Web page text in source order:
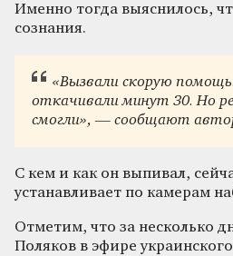
Именно тогда выяснилось,
сознания.
«Вызвали скорую
откачивали минут 30. Но
смогли», — сообщают
С кем и как он выпивал,
устанавливает по камерам
Отметим, что за несколько
Поляков в эфире